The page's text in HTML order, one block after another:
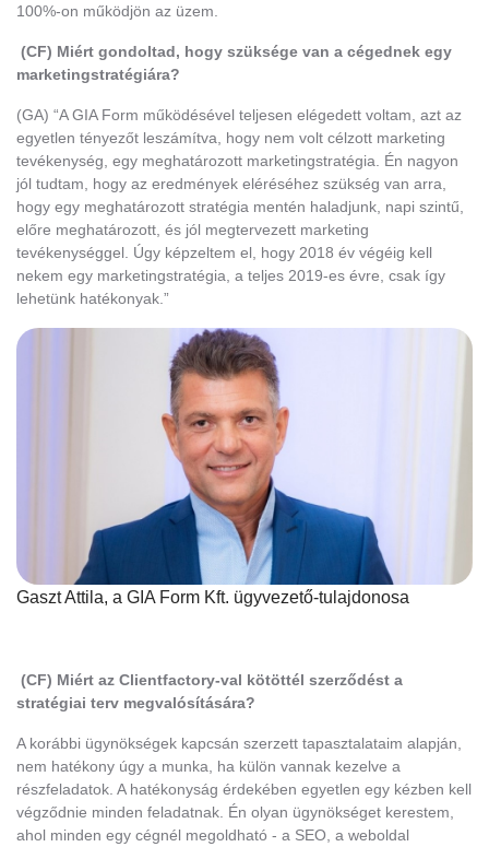
100%-on működjön az üzem.
(CF) Miért gondoltad, hogy szüksége van a cégednek egy
marketingstratégiára?
(GA) “A GIA Form működésével teljesen elégedett voltam, azt az
egyetlen tényezőt leszámítva, hogy nem volt célzott marketing
tevékenység, egy meghatározott marketingstratégia. Én nagyon
jól tudtam, hogy az eredmények eléréséhez szükség van arra,
hogy egy meghatározott stratégia mentén haladjunk, napi szintű,
előre meghatározott, és jól megtervezett marketing
tevékenységgel. Úgy képzeltem el, hogy 2018 év végéig kell
nekem egy marketingstratégia, a teljes 2019-es évre, csak így
lehetünk hatékonyak.”
Gaszt Attila, a GIA Form Kft. ügyvezető-tulajdonosa
(CF) Miért az Clientfactory-val kötöttél szerződést a
stratégiai terv megvalósítására?
A korábbi ügynökségek kapcsán szerzett tapasztalataim alapján,
nem hatékony úgy a munka, ha külön vannak kezelve a
részfeladatok. A hatékonyság érdekében egyetlen egy kézben kell
végződnie minden feladatnak. Én olyan ügynökséget kerestem,
ahol minden egy cégnél megoldható - a SEO, a weboldal